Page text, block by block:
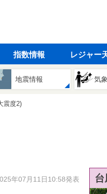
指数情報 レジャー
地震情報 気
震度2)
年07月11日10:58発表